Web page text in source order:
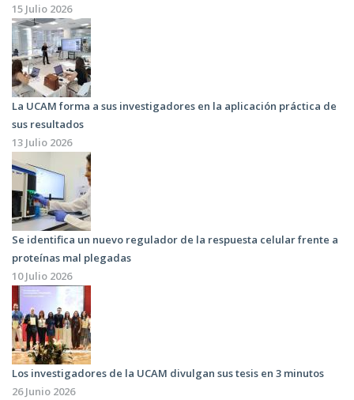
15 Julio 2026
La UCAM forma a sus investigadores en la aplicación práctica de
sus resultados
13 Julio 2026
Se identifica un nuevo regulador de la respuesta celular frente a
proteínas mal plegadas
10 Julio 2026
Los investigadores de la UCAM divulgan sus tesis en 3 minutos
26 Junio 2026